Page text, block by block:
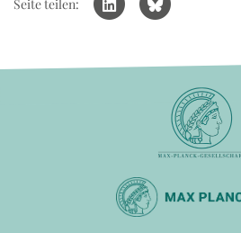
Seite teilen: